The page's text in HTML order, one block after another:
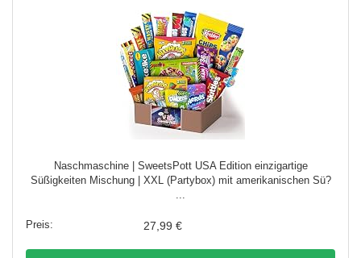
Naschmaschine | SweetsPott USA Edition einzigartige
Süßigkeiten Mischung | XXL (Partybox) mit amerikanischen Sü?
27,99 €